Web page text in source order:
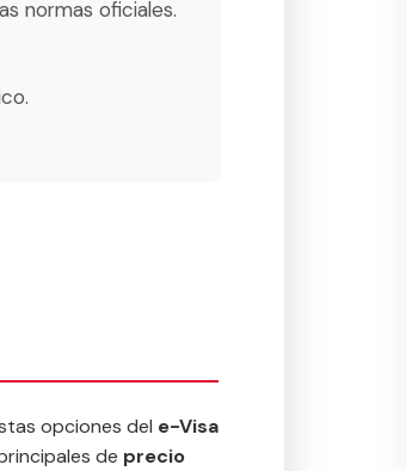
normas oficiales.
opciones del e-Visa
de precio